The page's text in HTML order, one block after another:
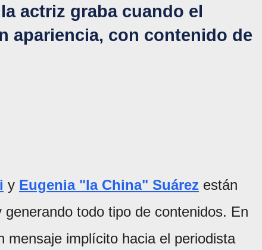
actriz graba cuando el
apariencia, con contenido de
y Eugenia "la China" Suárez están
todo tipo de contenidos. En
mensaje implícito hacia el periodista